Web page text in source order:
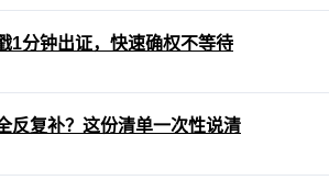
1分钟出证，快速确权不等待
反复补？这份清单一次性说清